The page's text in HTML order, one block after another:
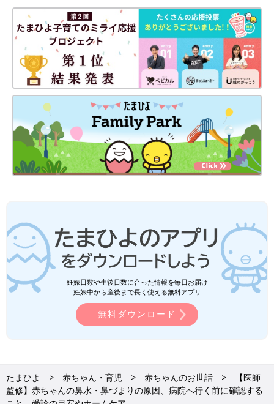
妊娠日数や生後日数に合った情報を毎日お届け
妊娠中から産後まで長く使える無料アプリ
無料ダウンロード
たまひよ 赤ちゃん・育児 赤ちゃんのお世話
【医師
監修】赤ちゃんの鼻水・鼻づまりの原因、病院へ行く前に確認する